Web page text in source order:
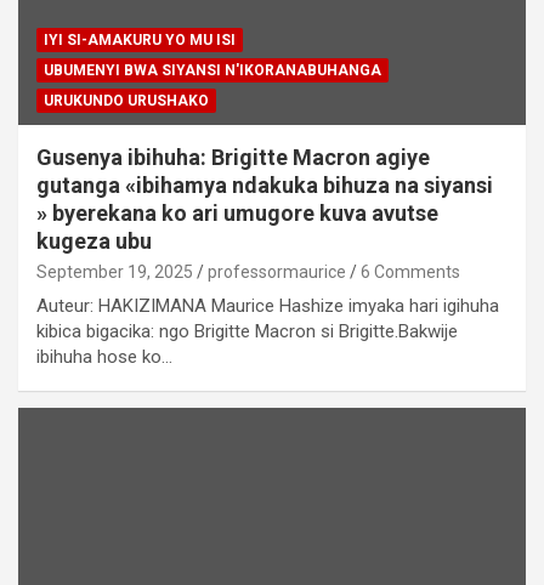
IYI SI-AMAKURU YO MU ISI
UBUMENYI BWA SIYANSI N'IKORANABUHANGA
URUKUNDO URUSHAKO
Gusenya ibihuha: Brigitte Macron agiye
gutanga «ibihamya ndakuka bihuza na siyansi
» byerekana ko ari umugore kuva avutse
kugeza ubu
September 19, 2025 professormaurice 6 Comments
Auteur: HAKIZIMANA Maurice Hashize imyaka hari igihuha
kibica bigacika: ngo Brigitte Macron si Brigitte.Bakwije
ibihuha hose ko…